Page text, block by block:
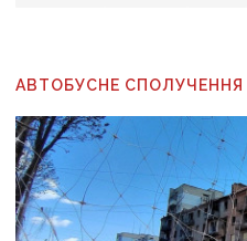
АВТОБУСНЕ СПОЛУЧЕННЯ